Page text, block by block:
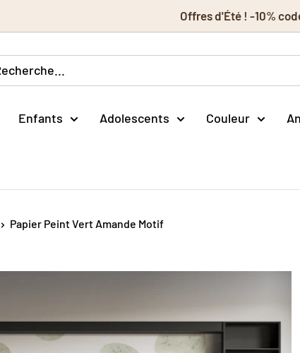
Offres d'Été ! -10%
Enfants Adolescents Couleur
Papier Peint Vert Amande Motif